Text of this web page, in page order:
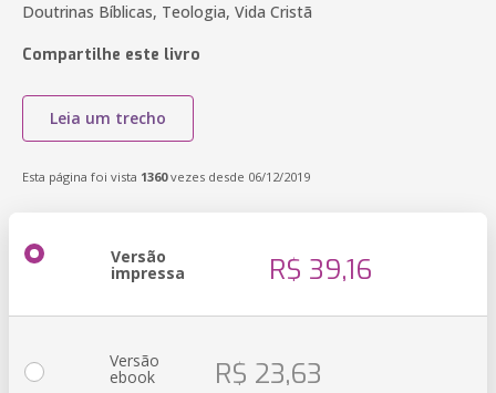
Doutrinas Bíblicas, Teologia, Vida Cristã
Compartilhe este livro
Leia um trecho
Esta página foi vista 1360vezes desde 06/12/2019
Versão
impressa R$ 39,16
Versão
ebook R$ 23,63